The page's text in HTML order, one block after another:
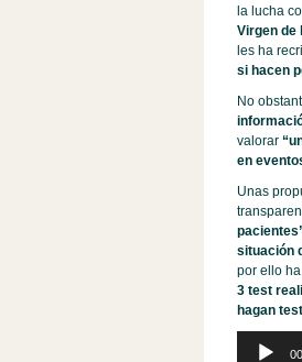
la lucha
Virgen de
les ha
si hacen
No
valorar
en
Unas
situación
por ello
3 test
hagan
Reproductor